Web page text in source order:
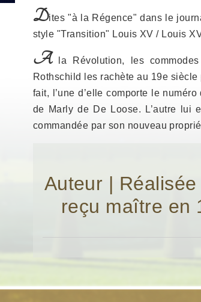
Dites "à la Régence" dans le
style "Transition" Louis XV / Louis
Ala Révolution, les
Rothschild les rachète au 19e
fait, l’une d’elle comporte le
de Marly de De Loose. L’autre lui
commandée par son nouveau
Auteur |
reçu maître en